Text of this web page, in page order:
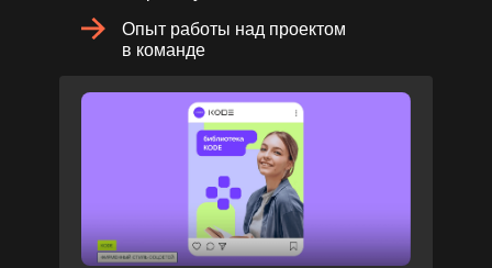
Опыт работы над проектом
в команде